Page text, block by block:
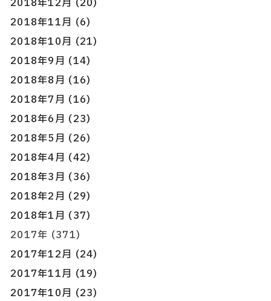
2018年12月 (20)
2018年11月 (6)
2018年10月 (21)
2018年9月 (14)
2018年8月 (16)
2018年7月 (16)
2018年6月 (23)
2018年5月 (26)
2018年4月 (42)
2018年3月 (36)
2018年2月 (29)
2018年1月 (37)
2017年 (371)
2017年12月 (24)
2017年11月 (19)
2017年10月 (23)